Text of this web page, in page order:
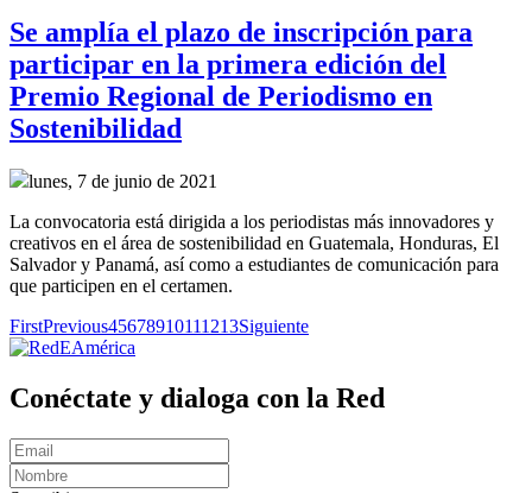
Se amplía el plazo de inscripción para
participar en la primera edición del
Premio Regional de Periodismo en
Sostenibilidad
lunes, 7 de junio de 2021
La convocatoria está dirigida a los periodistas más innovadores y
creativos en el área de sostenibilidad en Guatemala, Honduras, El
Salvador y Panamá, así como a estudiantes de comunicación para
que participen en el certamen.
FirstPrevious45678910111213Siguiente
Conéctate y dialoga con la Red